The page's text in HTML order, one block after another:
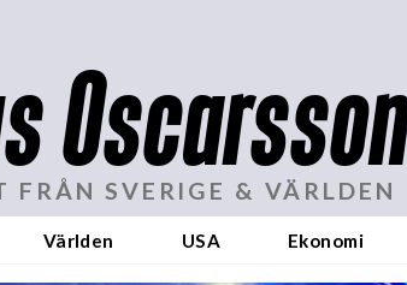
Oscarsson
FRÅN SVERIGE & VÄRLDEN
Världen USA Ekonomi